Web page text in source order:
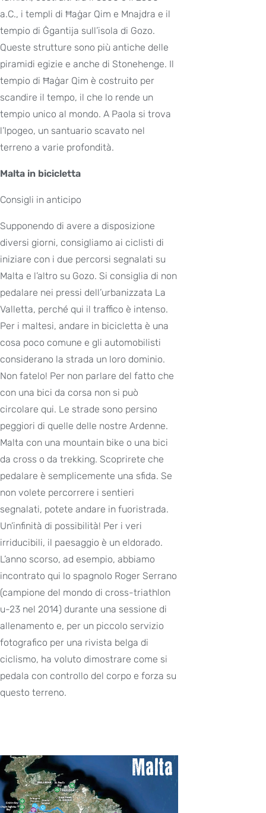
a.C., i templi di Ħaġar Qim e Mnajdra e il
tempio di Ġgantija sull’isola di Gozo.
Queste strutture sono più antiche delle
piramidi egizie e anche di Stonehenge. Il
tempio di Ħaġar Qim è costruito per
scandire il tempo, il che lo rende un
tempio unico al mondo. A Paola si trova
l’Ipogeo, un santuario scavato nel
terreno a varie profondità.
Malta in bicicletta
Consigli in anticipo
Supponendo di avere a disposizione
diversi giorni, consigliamo ai ciclisti di
iniziare con i due percorsi segnalati su
Malta e l’altro su Gozo. Si consiglia di non
pedalare nei pressi dell’urbanizzata La
Valletta, perché qui il traffico è intenso.
Per i maltesi, andare in bicicletta è una
cosa poco comune e gli automobilisti
considerano la strada un loro dominio.
Non fatelo! Per non parlare del fatto che
con una bici da corsa non si può
circolare qui. Le strade sono persino
peggiori di quelle delle nostre Ardenne.
Malta con una mountain bike o una bici
da cross o da trekking. Scoprirete che
pedalare è semplicemente una sfida. Se
non volete percorrere i sentieri
segnalati, potete andare in fuoristrada.
Un’infinità di possibilità! Per i veri
irriducibili, il paesaggio è un eldorado.
L’anno scorso, ad esempio, abbiamo
incontrato qui lo spagnolo Roger Serrano
(campione del mondo di cross-triathlon
u-23 nel 2014) durante una sessione di
allenamento e, per un piccolo servizio
fotografico per una rivista belga di
ciclismo, ha voluto dimostrare come si
pedala con controllo del corpo e forza su
questo terreno.